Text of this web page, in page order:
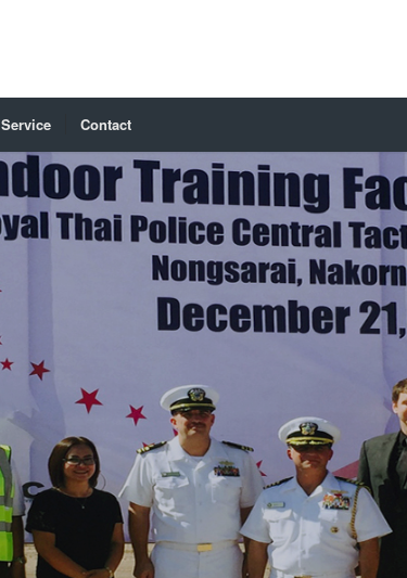
Service Contact